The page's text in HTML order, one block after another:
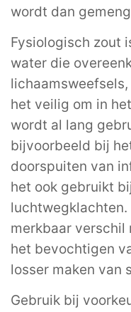
wordt dan
Fysiologisch zout
water die
het veilig om in
wordt al lang
bijvoorbeeld bij
doorspuiten van
het ook gebruikt
luchtwegklachten.
merkbaar verschil
het bevochtigen
losser maken van
Gebruik bij